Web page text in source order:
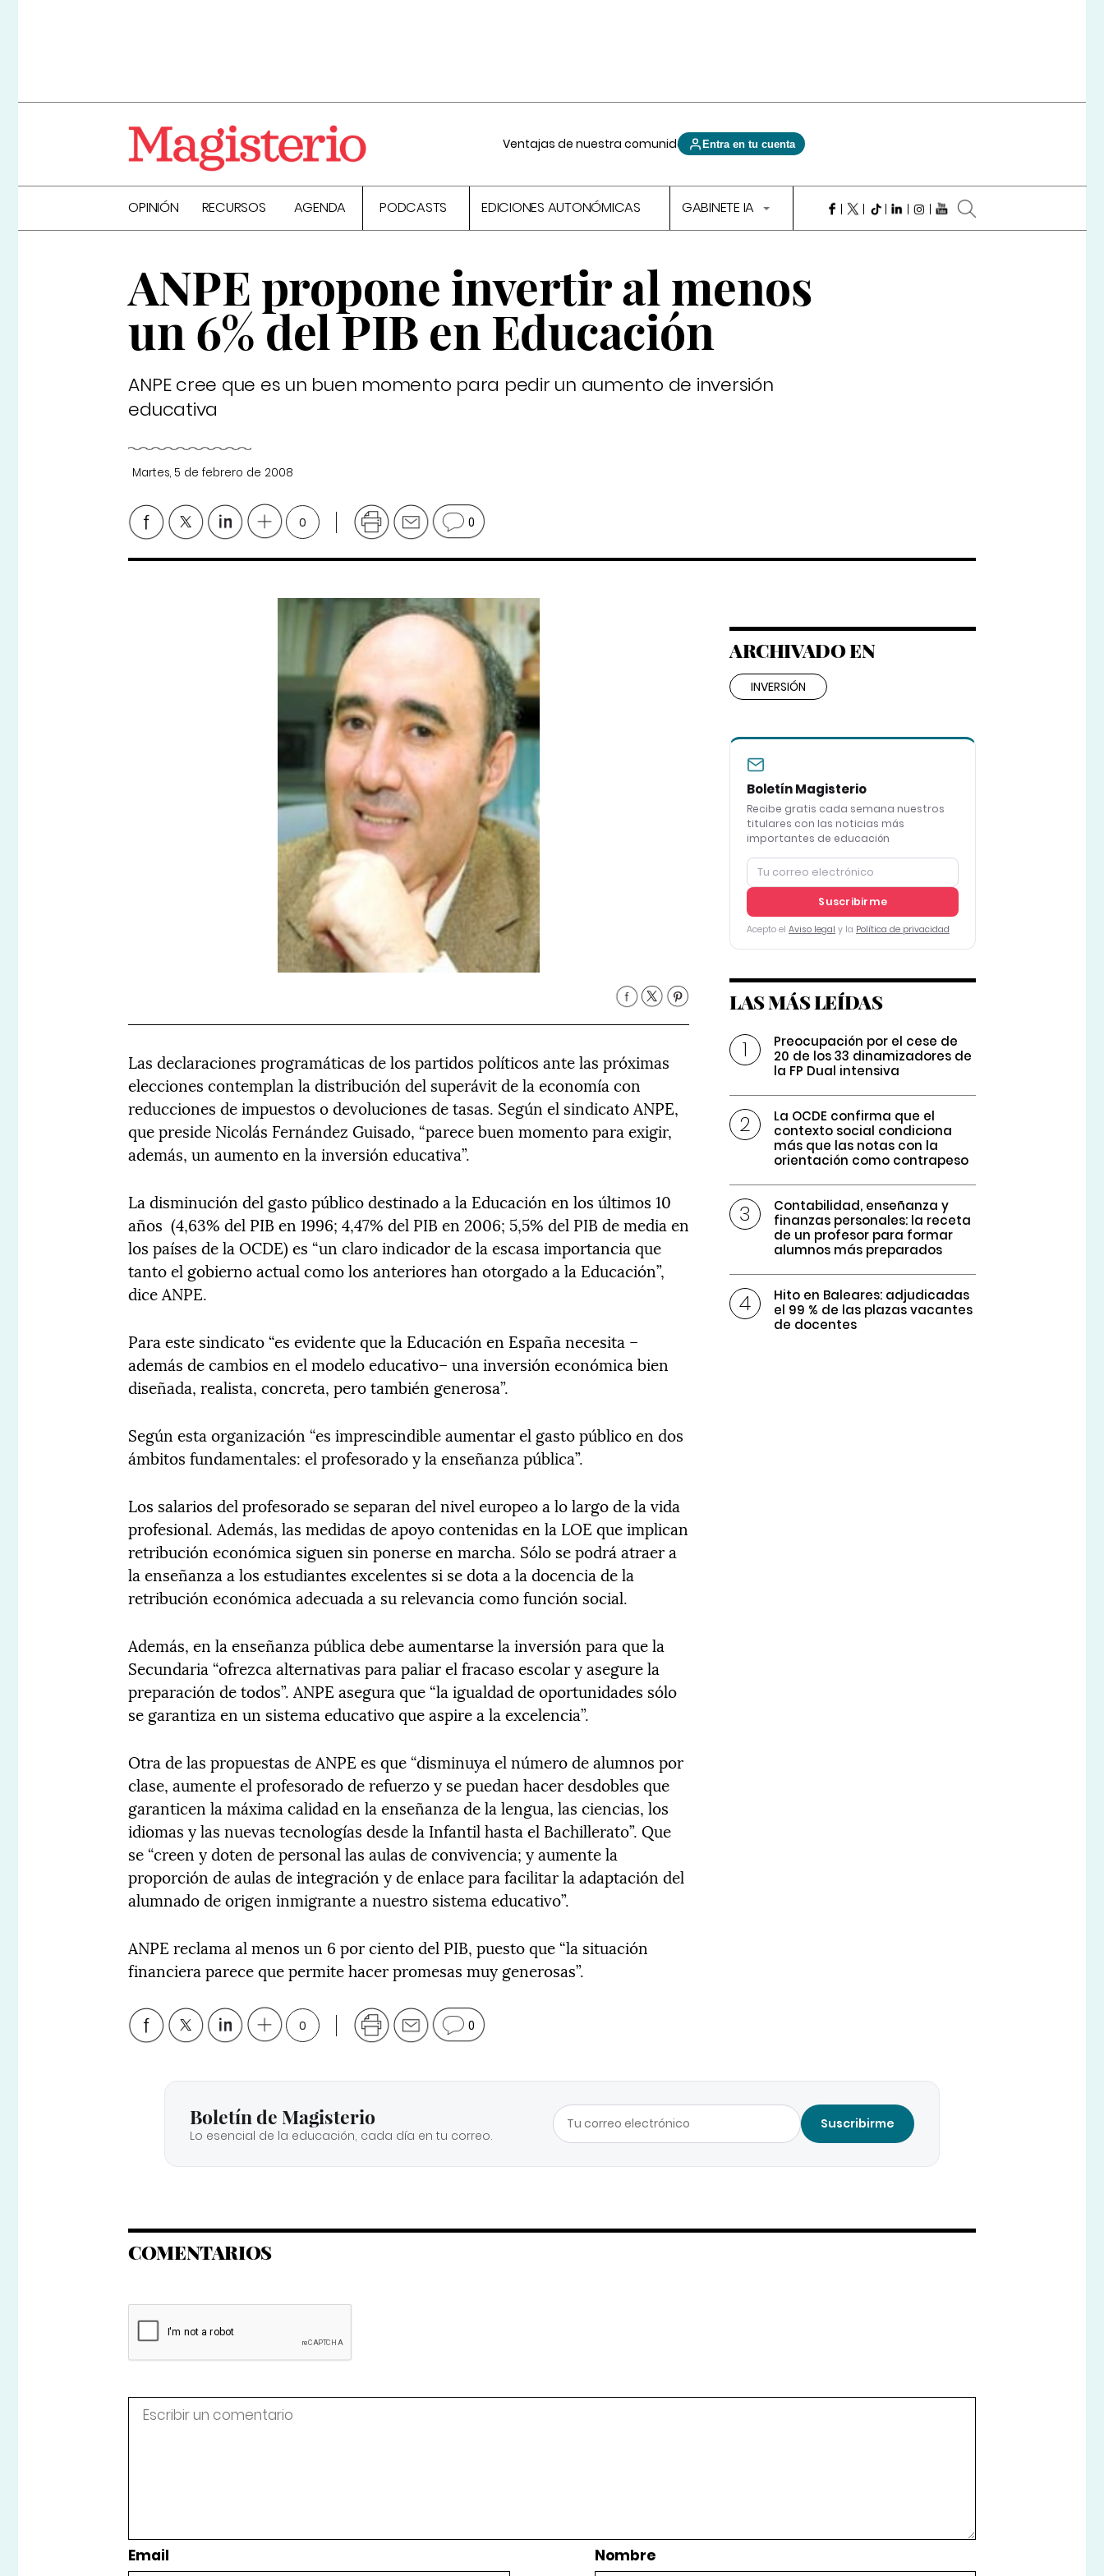
Ventajas de nuestra comunidad Entra en tu cuenta
OPINIÓN RECURSOS AGENDA PODCASTS EDICIONES AUTONÓMICAS GABINETE IA
ANPE propone invertir al menos
un 6% del PIB en Educación
ANPE cree que es un buen momento para pedir un aumento de inversión
educativa
Martes, 5 de febrero de 2008
0 0
Las declaraciones programáticas de los partidos políticos ante las próximas
elecciones contemplan la distribución del superávit de la economía con
reducciones de impuestos o devoluciones de tasas. Según el sindicato ANPE,
que preside Nicolás Fernández Guisado, “parece buen momento para exigir,
además, un aumento en la inversión educativa”.
La disminución del gasto público destinado a la Educación en los últimos 10
años (4,63% del PIB en 1996; 4,47% del PIB en 2006; 5,5% del PIB de media en
los países de la OCDE) es “un claro indicador de la escasa importancia que
tanto el gobierno actual como los anteriores han otorgado a la Educación”,
dice ANPE.
Para este sindicato “es evidente que la Educación en España necesita –
además de cambios en el modelo educativo– una inversión económica bien
diseñada, realista, concreta, pero también generosa”.
Según esta organización “es imprescindible aumentar el gasto público en dos
ámbitos fundamentales: el profesorado y la enseñanza pública”.
Los salarios del profesorado se separan del nivel europeo a lo largo de la vida
profesional. Además, las medidas de apoyo contenidas en la LOE que implican
retribución económica siguen sin ponerse en marcha. Sólo se podrá atraer a
la enseñanza a los estudiantes excelentes si se dota a la docencia de la
retribución económica adecuada a su relevancia como función social.
Además, en la enseñanza pública debe aumentarse la inversión para que la
Secundaria “ofrezca alternativas para paliar el fracaso escolar y asegure la
preparación de todos”. ANPE asegura que “la igualdad de oportunidades sólo
se garantiza en un sistema educativo que aspire a la excelencia”.
Otra de las propuestas de ANPE es que “disminuya el número de alumnos por
clase, aumente el profesorado de refuerzo y se puedan hacer desdobles que
garanticen la máxima calidad en la enseñanza de la lengua, las ciencias, los
idiomas y las nuevas tecnologías desde la Infantil hasta el Bachillerato”. Que
se “creen y doten de personal las aulas de convivencia; y aumente la
proporción de aulas de integración y de enlace para facilitar la adaptación del
alumnado de origen inmigrante a nuestro sistema educativo”.
ANPE reclama al menos un 6 por ciento del PIB, puesto que “la situación
financiera parece que permite hacer promesas muy generosas”.
0 0
ARCHIVADO EN
INVERSIÓN
Boletín Magisterio
Recibe gratis cada semana nuestros
titulares con las noticias más
importantes de educación
Suscribirme
Acepto el Aviso legal y la Política de privacidad
LAS MÁS LEÍDAS
Preocupación por el cese de
20 de los 33 dinamizadores de
la FP Dual intensiva
La OCDE confirma que el
contexto social condiciona
más que las notas con la
orientación como contrapeso
Contabilidad, enseñanza y
finanzas personales: la receta
de un profesor para formar
alumnos más preparados
Hito en Baleares: adjudicadas
el 99 % de las plazas vacantes
de docentes
Boletín de Magisterio
Lo esencial de la educación, cada día en tu correo.
Suscribirme
COMENTARIOS
Email Nombre